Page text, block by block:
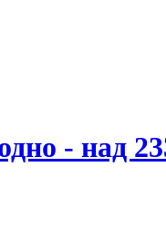
- над